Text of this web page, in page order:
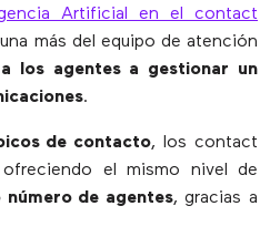
Artificial en el contact
más del equipo de atención
los agentes a gestionar un
.
de contacto, los contact
el mismo nivel de
número de agentes, gracias a